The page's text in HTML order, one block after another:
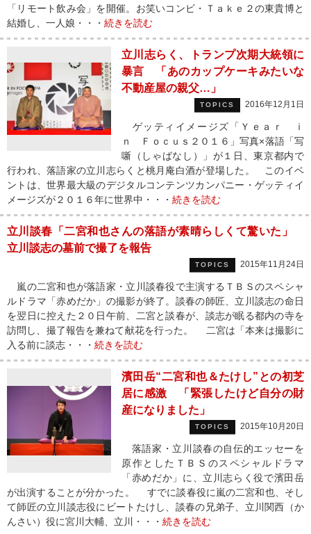
「リモート飲み会」を開催。お笑いコンビ・Ｔａｋｅ２の東貴博と
結婚し、一人娘・・・ 続きを読む
立川志らく、トランプ次期大統領に
暴言 「あのカップケーキみたいな
不動産屋の親父…」
TOPICS 2016年12月1日
ゲッティイメージズ「Ｙｅａｒ ｉ
ｎ Ｆｏｃｕｓ２０１６」写真×落語「写
噺（しゃばなし）」が１日、東京都内で
行われ、落語家の立川志らくと桃月庵白酒が登場した。 このイベ
ントは、世界最大級のデジタルコンテンツカンパニー・ゲッティイ
メージズが２０１６年に世界中・・・ 続きを読む
立川談春「二宮和也さんの落語が素晴らしくて驚いた」
立川談志の墓前で撮了を報告
TOPICS 2015年11月24日
嵐の二宮和也が落語家・立川談春役で主演するＴＢＳのスペシャ
ルドラマ「赤めだか」の撮影が終了。談春の師匠、立川談志の命日
を翌日に控えた２０日午前、二宮と談春が、談志が眠る都内の寺を
訪問し、撮了報告を兼ねて献花を行った。 二宮は「本来は撮影に
入る前に談志・・・ 続きを読む
濱田岳“二宮和也＆たけし”との初芝
居に感激 「緊張したけど自分の財
産になりました」
TOPICS 2015年10月20日
落語家・立川談春の自伝的エッセーを
原作としたＴＢＳのスペシャルドラマ
「赤めだか」に、立川志らく役で濱田岳
が出演することが分かった。 すでに談春役に嵐の二宮和也、そし
て師匠の立川談志役にビートたけし、談春の兄弟子、立川関西（か
んさい）役に宮川大輔、立川・・・ 続きを読む